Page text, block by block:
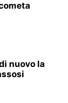
nuovo la